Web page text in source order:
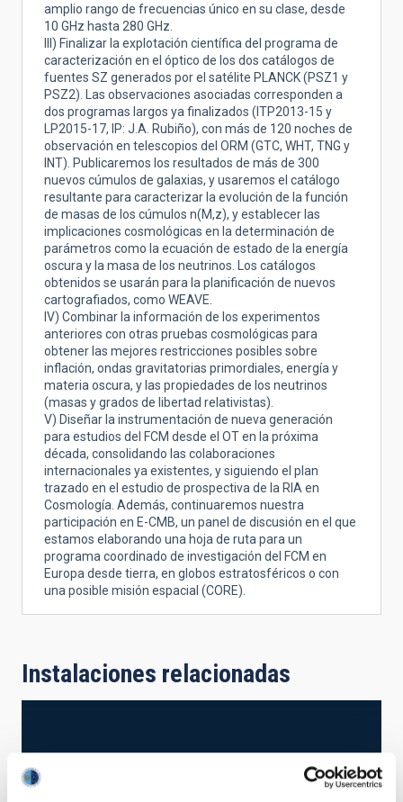
amplio rango de frecuencias único en su clase, desde
10 GHz hasta 280 GHz.
III) Finalizar la explotación científica del programa de
caracterización en el óptico de los dos catálogos de
fuentes SZ generados por el satélite PLANCK (PSZ1 y
PSZ2). Las observaciones asociadas corresponden a
dos programas largos ya finalizados (ITP2013-15 y
LP2015-17, IP: J.A. Rubiño), con más de 120 noches de
observación en telescopios del ORM (GTC, WHT, TNG y
INT). Publicaremos los resultados de más de 300
nuevos cúmulos de galaxias, y usaremos el catálogo
resultante para caracterizar la evolución de la función
de masas de los cúmulos n(M,z), y establecer las
implicaciones cosmológicas en la determinación de
parámetros como la ecuación de estado de la energía
oscura y la masa de los neutrinos. Los catálogos
obtenidos se usarán para la planificación de nuevos
cartografiados, como WEAVE.
IV) Combinar la información de los experimentos
anteriores con otras pruebas cosmológicas para
obtener las mejores restricciones posibles sobre
inflación, ondas gravitatorias primordiales, energía y
materia oscura, y las propiedades de los neutrinos
(masas y grados de libertad relativistas).
V) Diseñar la instrumentación de nueva generación
para estudios del FCM desde el OT en la próxima
década, consolidando las colaboraciones
internacionales ya existentes, y siguiendo el plan
trazado en el estudio de prospectiva de la RIA en
Cosmología. Además, continuaremos nuestra
participación en E-CMB, un panel de discusión en el que
estamos elaborando una hoja de ruta para un
programa coordinado de investigación del FCM en
Europa desde tierra, en globos estratosféricos o con
una posible misión espacial (CORE).
Instalaciones relacionadas